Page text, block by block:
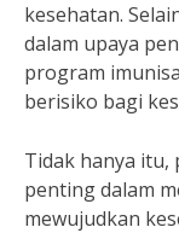
kesehatan.
dalam upaya
program
berisiko bagi
Tidak hanya itu,
penting dalam
mewujudkan